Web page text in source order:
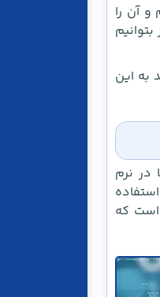
و آن را
به این
در نرم
است که